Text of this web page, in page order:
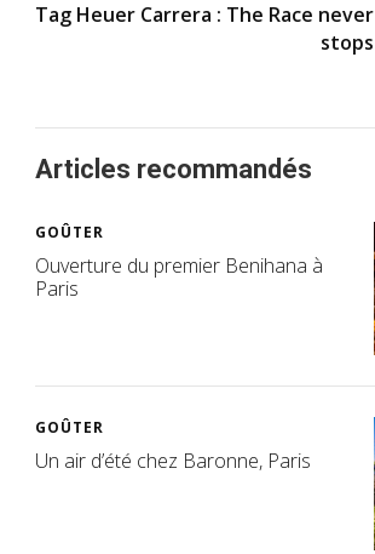
Tag Heuer Carrera : The Race never
stops
Articles recommandés
GOÛTER
Ouverture du premier Benihana à
Paris
GOÛTER
Un air d’été chez Baronne, Paris